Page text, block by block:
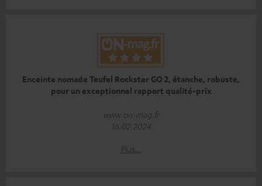
Enceinte nomade Teufel Rockster GO 2, étanche, robuste,
pour un exceptionnel rapport qualité-prix
www.on-mag.fr
16.02.2024
Plus…